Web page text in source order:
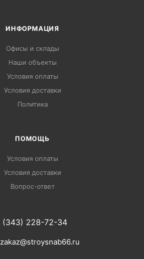
ИНФОРМАЦИЯ
Офисы и склады
Наши объекты
Условия оплаты
Условия доставки
Политика
ПОМОЩЬ
Условия оплаты
Условия доставки
Вопрос-ответ
(343) 228-72-34
zakaz@stroysnab66.ru